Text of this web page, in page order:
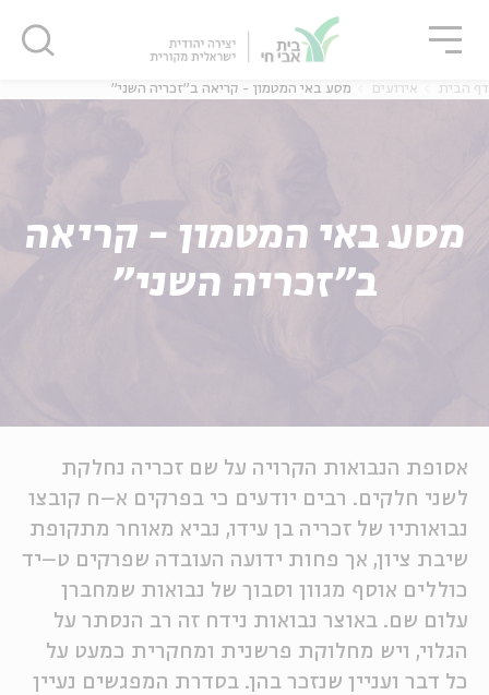
אנגלית
דף הבית אירועים מסע באי המטמון - קריאה ב"זכריה השני"
מסע באי המטמון - קריאה
ב"זכריה השני"
אסופת הנבואות הקרויה על שם זכריה נחלקת
לשני חלקים. רבים יודעים כי בפרקים א–ח קובצו
נבואותיו של זכריה בן עידו, נביא מאוחר מתקופת
שיבת ציון, אך פחות ידועה העובדה שפרקים ט–יד
כוללים אוסף מגוון וסבוך של נבואות שמחברן
עלום שם. באוצר נבואות נידח זה רב הנסתר על
הגלוי, ויש מחלוקת פרשנית ומחקרית כמעט על
כל דבר ועניין שנזכר בהן. בסדרת המפגשים נעיין
סגור